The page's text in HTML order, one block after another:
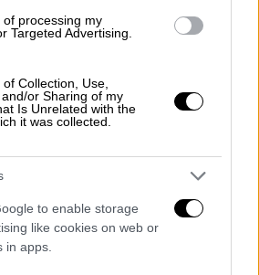
processing my
Targeted Advertising.
Collection, Use,
or Sharing of my
Is Unrelated with the
it was collected.
to enable storage
like cookies on web or
in apps.
σκοντάψει σε κλαδί και από
βαριές
κακώσεις.
από περαστικό,
και αρχικά
νοσοκομείο Βέροιας, εν
καικρίθηκε αναγκαίο
Ιπποκράτειο, όπου και
έδωσαν μεγάλη μάχη για